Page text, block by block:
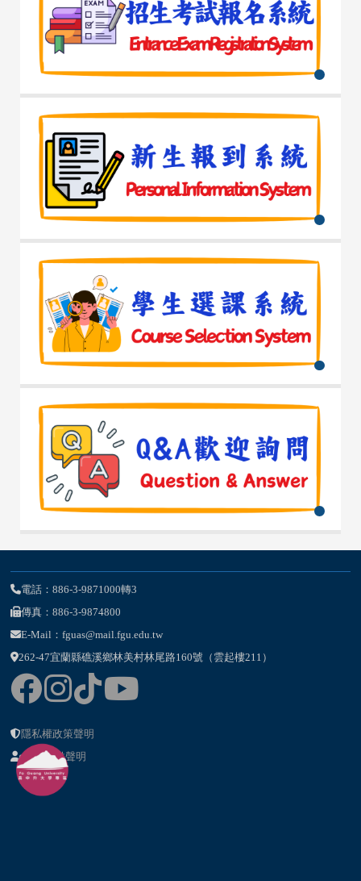
電話：886-3-9871000轉3
傳真：886-3-9874800
E-Mail：fguas@mail.fgu.edu.tw
262-47宜蘭縣礁溪鄉林美村林尾路160號（雲起樓211）
隱私權政策聲明
個資提供聲明